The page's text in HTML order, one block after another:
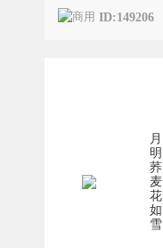
ID:149206
月
明
荞
麦
花
如
雪